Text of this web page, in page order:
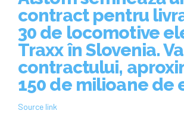
contract pentru
30 de locomotive
Traxx în Slovenia.
contractului,
150 de milioane de
Source link